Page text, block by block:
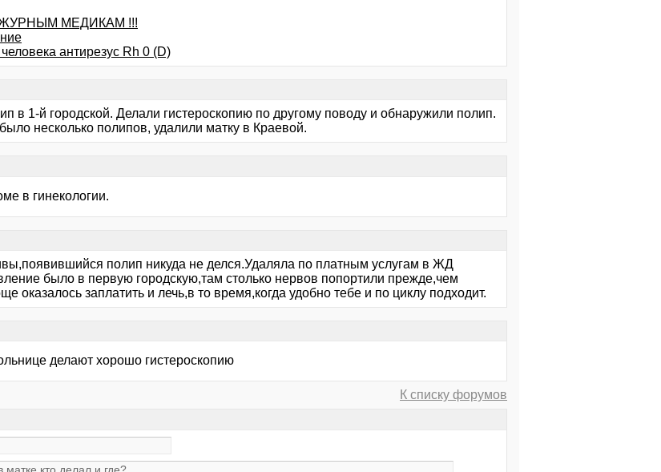
МЕДИКАМ !!!
антирезус Rh 0 (D)
в 1-й городской. Делали гистероскопию по другому поводу и обнаружили полип.
несколько полипов, удалили матку в Краевой.
в гинекологии.
полип никуда не делся.Удаляла по платным услугам в ЖД
было в первую городскую,там столько нервов попортили прежде,чем
оказалось заплатить и лечь,в то время,когда удобно тебе и по циклу подходит.
делают хорошо гистероскопию
К списку форумов